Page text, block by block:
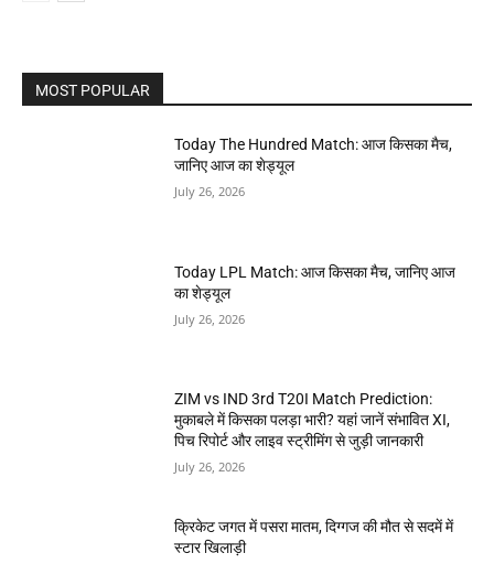
MOST POPULAR
Today The Hundred Match: आज किसका मैच,
जानिए आज का शेड्यूल
July 26, 2026
Today LPL Match: आज किसका मैच, जानिए आज
का शेड्यूल
July 26, 2026
ZIM vs IND 3rd T20I Match Prediction:
मुकाबले में किसका पलड़ा भारी? यहां जानें संभावित XI,
पिच रिपोर्ट और लाइव स्ट्रीमिंग से जुड़ी जानकारी
July 26, 2026
क्रिकेट जगत में पसरा मातम, दिग्गज की मौत से सदमें में
स्टार खिलाड़ी